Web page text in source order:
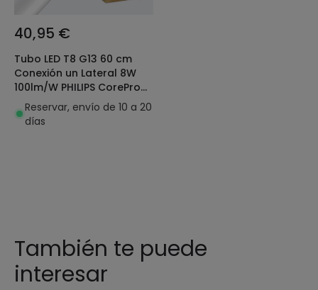
40,95 €
Tubo LED T8 G13 60 cm
Conexión un Lateral 8W
100lm/W PHILIPS CorePro
(Pack 10 un)
Reservar, envío de 10 a 20
días
También te puede
interesar